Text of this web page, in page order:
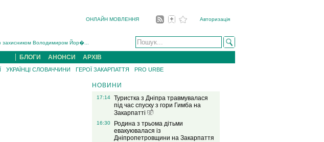
ОНЛАЙН МОВЛЕННЯ
Авторизація
Югасом, який два роки �...
Юліана Гербея (ФОТО)[/gree...
(ФОТО)...
БЛОГИ АНОНСИ АРХІВ
УКРАЇНЦІ СЛОВАЧЧИНИ ГЕРОЇ ЗАКАРПАТТЯ PRO URBE
НОВИНИ
17:14
Туристка з Дніпра травмувалася
під час спуску з гори Гимба на
Закарпатті
16:30
Родина з трьома дітьми
евакуювалася із
Дніпропетровщини на Закарпаття